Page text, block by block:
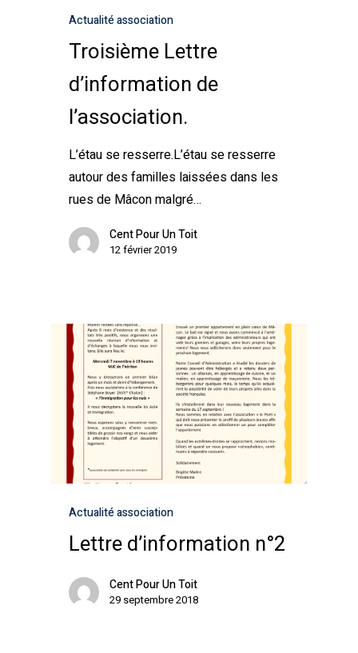
Actualité association
Troisième Lettre
d’information de
l’association.
L’étau se resserre.L’étau se resserre
autour des familles laissées dans les
rues de Mâcon malgré…
Cent Pour Un Toit
12 février 2019
Actualité association
Lettre d’information n°2
Cent Pour Un Toit
29 septembre 2018